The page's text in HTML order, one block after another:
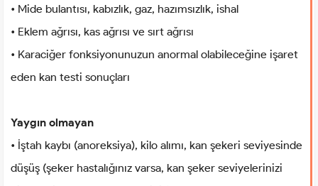
• Mide bulantısı, kabızlık, gaz, hazımsızlık, ishal
• Eklem ağrısı, kas ağrısı ve sırt ağrısı
• Karaciğer fonksiyonunuzun anormal olabileceğine işaret
eden kan testi sonuçları
Yaygın olmayan
• İştah kaybı (anoreksiya), kilo alımı, kan şekeri seviyesinde
düşüş (şeker hastalığınız varsa, kan şeker seviyelerinizi